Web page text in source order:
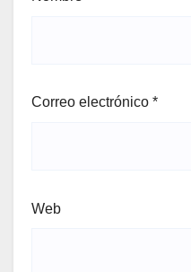
Correo electrónico *
Web